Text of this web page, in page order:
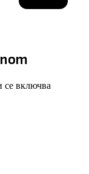
се включва